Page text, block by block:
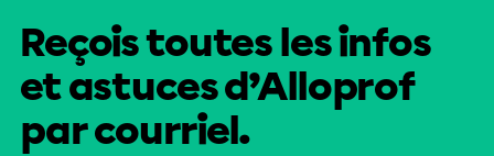
Reçois toutes les infos
et astuces d’Alloprof
par courriel.